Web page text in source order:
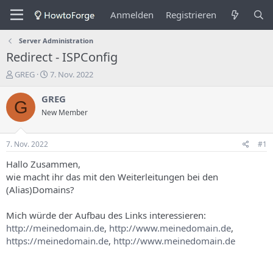
Anmelden Registrieren
Server Administration
Redirect - ISPConfig
E
s
t
e
l
e
r
d
e
s
h
e
m
GREG
E
s
e
n
g
s
d
t
u
m
7. Nov. 2022
G GREG
New Member
7. Nov. 2022 #1
Hallo Zusammen,
wie macht ihr das mit den Weiterleitungen bei den
(Alias)Domains?
Mich würde der Aufbau des Links interessieren:
http://meinedomain.de, http://www.meinedomain.de,
https://meinedomain.de, http://www.meinedomain.de